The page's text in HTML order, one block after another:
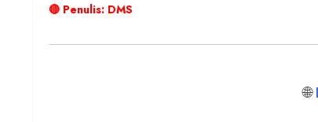
🔴 Penulis: DMS
🌐